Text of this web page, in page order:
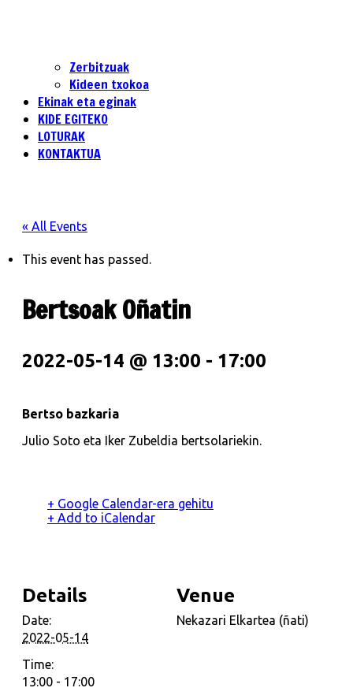
Zerbitzuak
Kideen txokoa
Ekinak eta eginak
KIDE EGITEKO
LOTURAK
KONTAKTUA
« All Events
This event has passed.
Bertsoak Oñatin
2022-05-14 @ 13:00 - 17:00
Bertso bazkaria
Julio Soto eta Iker Zubeldia bertsolariekin.
+ Google Calendar-era gehitu
+ Add to iCalendar
Details
Date:
2022-05-14
Time:
13:00 - 17:00
Venue
Nekazari Elkartea (ñati)